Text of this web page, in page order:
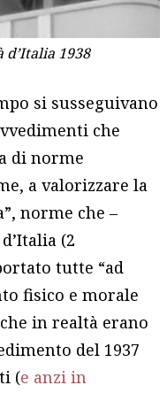
d’Italia 1938
si susseguivano
che
di norme
a valorizzare la
norme che –
(2
tutte “ad
fisico e morale
in realtà erano
del 1937
(e anzi in